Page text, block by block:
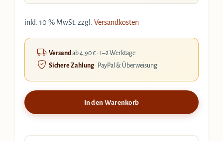
inkl. 10 % MwSt. zzgl. Versandkosten
Versandab 4,90 € · 1–2 Werktage
Sichere Zahlung· PayPal & Überweisung
In den Warenkorb